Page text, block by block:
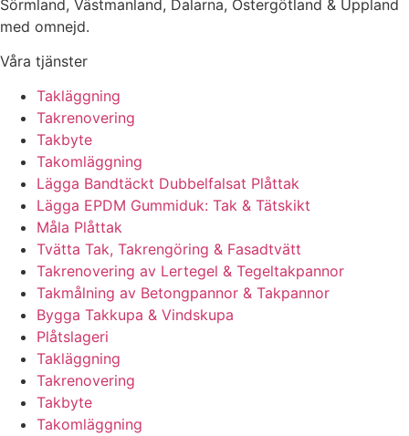
Sörmland, Västmanland, Dalarna, Östergötland & Uppland
med omnejd.
Våra tjänster
Takläggning
Takrenovering
Takbyte
Takomläggning
Lägga Bandtäckt Dubbelfalsat Plåttak
Lägga EPDM Gummiduk: Tak & Tätskikt
Måla Plåttak
Tvätta Tak, Takrengöring & Fasadtvätt
Takrenovering av Lertegel & Tegeltakpannor
Takmålning av Betongpannor & Takpannor
Bygga Takkupa & Vindskupa
Plåtslageri
Takläggning
Takrenovering
Takbyte
Takomläggning